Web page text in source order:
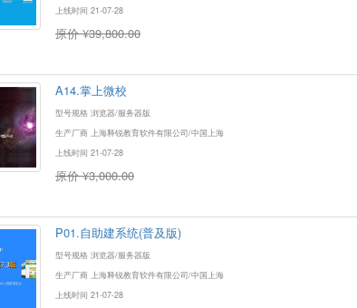
上线时间 21-07-28
原价 ¥39,800.00
A14.掌上微校
型号规格 浏览器/服务器版
生产厂商 上海释锐教育软件有限公司/中国上海
上线时间 21-07-28
原价 ¥3,000.00
P01.自助建系统(普及版)
型号规格 浏览器/服务器版
生产厂商 上海释锐教育软件有限公司/中国上海
上线时间 21-07-28